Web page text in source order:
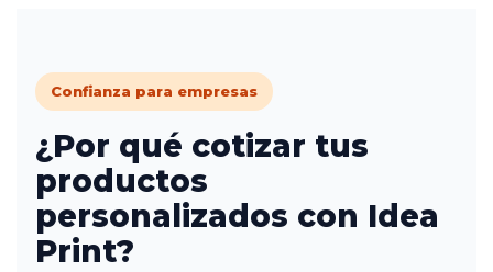
Confianza para empresas
¿Por qué cotizar tus
productos
personalizados con Idea
Print?